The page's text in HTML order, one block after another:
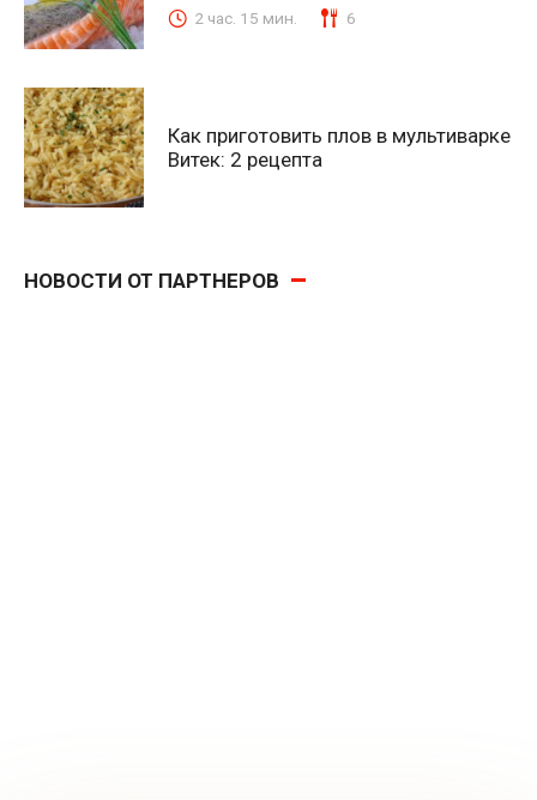
2 час. 15 мин. 6
Как приготовить плов в мультиварке
Витек: 2 рецепта
НОВОСТИ ОТ ПАРТНЕРОВ